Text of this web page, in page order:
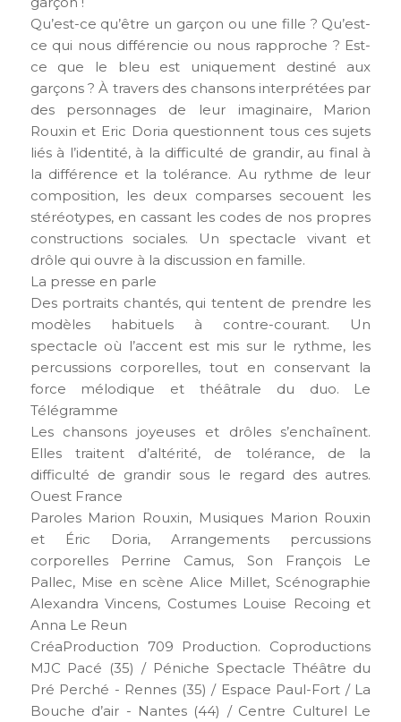
Qu’est-ce qu’être un garçon ou une fille ? Qu’est-
ce qui nous différencie ou nous rapproche ? Est-
ce que le bleu est uniquement destiné aux
garçons ? À travers des chansons interprétées par
des personnages de leur imaginaire, Marion
Rouxin et Eric Doria questionnent tous ces sujets
liés à l’identité, à la difficulté de grandir, au final à
la différence et la tolérance. Au rythme de leur
composition, les deux comparses secouent les
stéréotypes, en cassant les codes de nos propres
constructions sociales. Un spectacle vivant et
drôle qui ouvre à la discussion en famille.
La presse en parle
Des portraits chantés, qui tentent de prendre les
modèles habituels à contre-courant. Un
spectacle où l’accent est mis sur le rythme, les
percussions corporelles, tout en conservant la
force mélodique et théâtrale du duo. Le
Télégramme
Les chansons joyeuses et drôles s’enchaînent.
Elles traitent d’altérité, de tolérance, de la
difficulté de grandir sous le regard des autres.
Ouest France
Paroles Marion Rouxin, Musiques Marion Rouxin
et Éric Doria, Arrangements percussions
corporelles Perrine Camus, Son François Le
Pallec, Mise en scène Alice Millet, Scénographie
Alexandra Vincens, Costumes Louise Recoing et
Anna Le Reun
CréaProduction 709 Production. Coproductions
MJC Pacé (35) / Péniche Spectacle Théâtre du
Pré Perché - Rennes (35) / Espace Paul-Fort / La
Bouche d’air - Nantes (44) / Centre Culturel Le